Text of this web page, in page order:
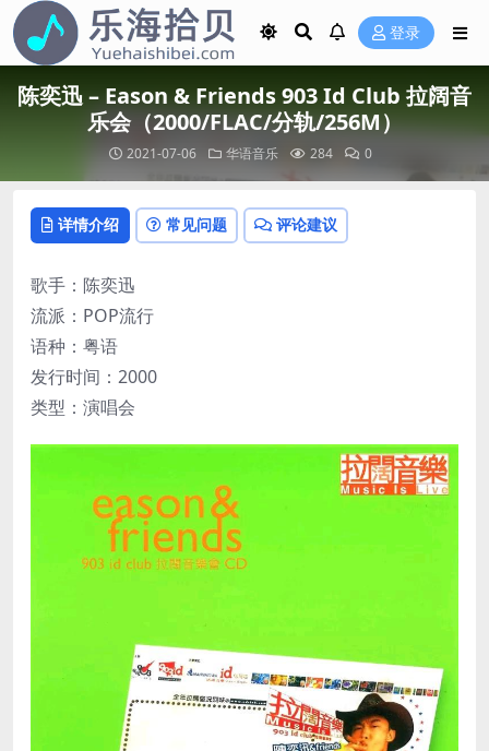
登录
陈奕迅 – Eason & Friends 903 Id Club 拉阔音
乐会（2000/FLAC/分轨/256M）
2021-07-06 华语音乐 284 0
详情介绍 常见问题 评论建议
歌手：陈奕迅
流派：POP流行
语种：粤语
发行时间：2000
类型：演唱会